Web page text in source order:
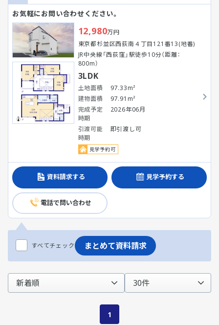
お気軽にお問い合わせください。
12,980万円
東京都杉並区西荻南４丁目121番13(地番)
JR中央線「西荻窪」駅徒歩10分（距離：
800m）
3LDK
土地面積
97.33m²
建物面積
97.91m²
完成予定
時期
2026年06月
引渡可能
時期
即引渡し可
見学予約可
資料請求する 見学予約する
電話で問い合わせ
すべてチェック まとめて資料請求
1